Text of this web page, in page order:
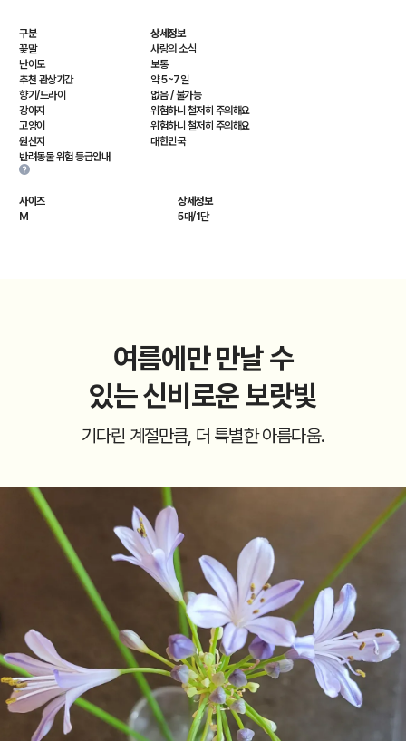
구분
상세정보
꽃말
사랑의 소식
난이도
보통
추천 관상기간
약 5~7일
향기/드라이
없음 / 불가능
강아지
위험하니 철저히 주의해요
고양이
위험하니 철저히 주의해요
원산지
대한민국
반려동물 위험 등급안내
사이즈
상세정보
M
5대/1단
여름에만 만날 수
있는 신비로운 보랏빛
기다린 계절만큼, 더 특별한 아름다움.